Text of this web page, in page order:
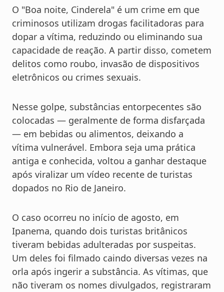
O "Boa noite, Cinderela" é um crime em que
criminosos utilizam drogas facilitadoras para
dopar a vítima, reduzindo ou eliminando sua
capacidade de reação. A partir disso, cometem
delitos como roubo, invasão de dispositivos
eletrônicos ou crimes sexuais.
Nesse golpe, substâncias entorpecentes são
colocadas — geralmente de forma disfarçada
— em bebidas ou alimentos, deixando a
vítima vulnerável. Embora seja uma prática
antiga e conhecida, voltou a ganhar destaque
após viralizar um vídeo recente de turistas
dopados no Rio de Janeiro.
O caso ocorreu no início de agosto, em
Ipanema, quando dois turistas britânicos
tiveram bebidas adulteradas por suspeitas.
Um deles foi filmado caindo diversas vezes na
orla após ingerir a substância. As vítimas, que
não tiveram os nomes divulgados, registraram